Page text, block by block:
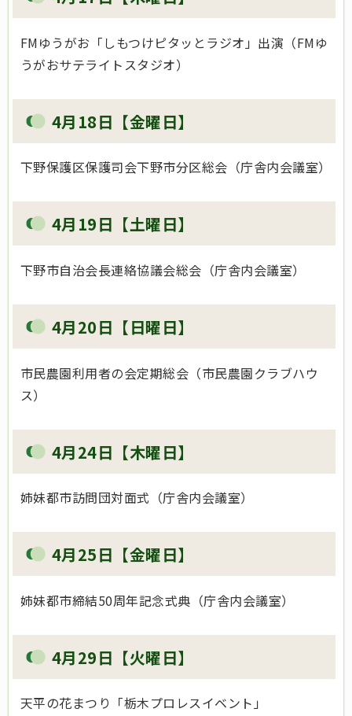
FMゆうがお「しもつけピタッとラジオ」出演（FMゆ
うがおサテライトスタジオ）
4月18日【金曜日】
下野保護区保護司会下野市分区総会（庁舎内会議室）
4月19日【土曜日】
下野市自治会長連絡協議会総会（庁舎内会議室）
4月20日【日曜日】
市民農園利用者の会定期総会（市民農園クラブハウ
ス）
4月24日【木曜日】
姉妹都市訪問団対面式（庁舎内会議室）
4月25日【金曜日】
姉妹都市締結50周年記念式典（庁舎内会議室）
4月29日【火曜日】
天平の花まつり「栃木プロレスイベント」